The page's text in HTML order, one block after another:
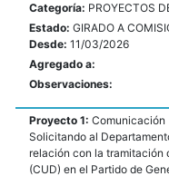
Categoría: PROYECTOS
Estado: GIRADO A
Desde: 11/03/2026
Agregado a:
Observaciones:
Proyecto 1: Comunicación
Solicitando al
relación con la tramitación
(CUD) en el Partido de